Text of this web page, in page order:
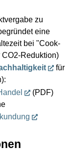
zu
eine
bei "Cook-
Reduktion)
für
(PDF)